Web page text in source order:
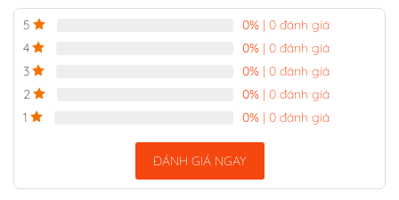
5 0% | 0 đánh giá
4
0% | 0 đánh giá
3
0% | 0 đánh giá
2
0% | 0 đánh giá
1
0% | 0 đánh giá
ĐÁNH GIÁ NGAY